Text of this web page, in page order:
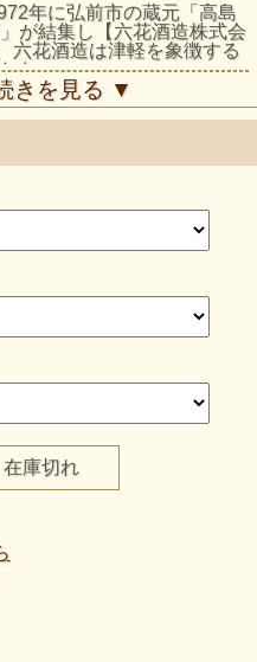
年に弘前市の蔵元「高島
が結集し【六花酒造株式会
六花酒造は津軽を象徴する
た。
)」は地元青森県の米、酵
山地の天然乳酸菌を使い醸
全なるメイド・イン・青森
銘柄です。
吟醸 華想い」のご紹介で
がいかされるように醸した
しみください。
40％
－5
1.6
きを見る ▼
在庫切れ